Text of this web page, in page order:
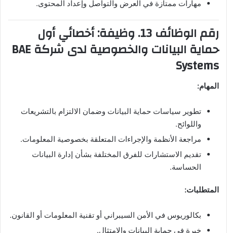
مهارات ممتازة في العرض والتواصل وإعداد المحتوى.
رقم الوظائف 13. وظيفة: أخصائي أول
حماية البيانات والخصوصية لدى شركة BAE
Systems
المهام:
تطوير سياسات حماية البيانات وضمان الالتزام بالتشريعات
واللوائح.
مراجعة الأنظمة والإجراءات المتعلقة بخصوصية المعلومات.
تقديم الاستشارات للفرق المختلفة بشأن إدارة البيانات
الحساسة.
المتطلبات:
بكالوريوس في الأمن السيبراني أو تقنية المعلومات أو القانون.
خبرة في حماية البيانات والامتثال.